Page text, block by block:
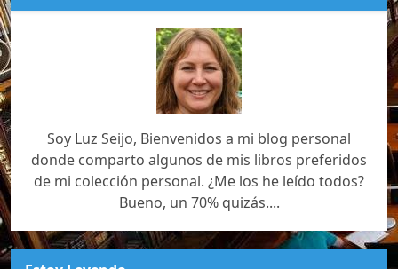
Soy Luz Seijo, Bienvenidos a mi blog personal
donde comparto algunos de mis libros preferidos
de mi colección personal. ¿Me los he leído todos?
Bueno, un 70% quizás....